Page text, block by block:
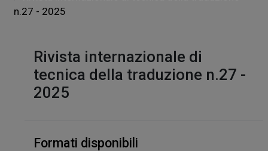
n.27 - 2025
Rivista internazionale di
tecnica della traduzione n.27 -
2025
Formati disponibili